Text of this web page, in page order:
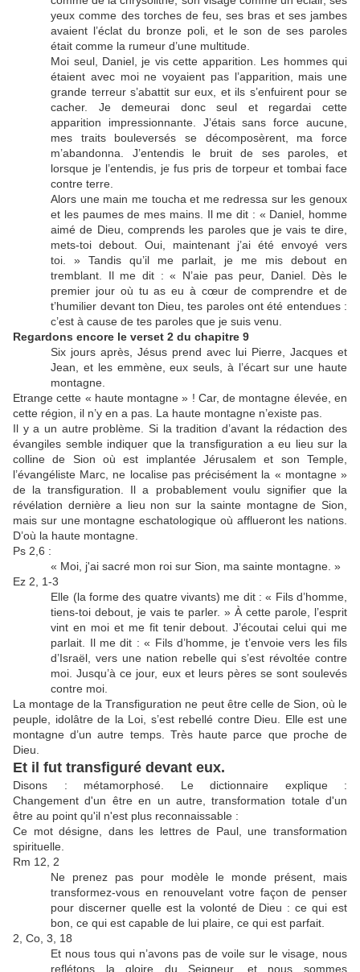
yeux comme des torches de feu, ses bras et ses jambes
avaient l’éclat du bronze poli, et le son de ses paroles
était comme la rumeur d’une multitude.
Moi seul, Daniel, je vis cette apparition. Les hommes qui
étaient avec moi ne voyaient pas l’apparition, mais une
grande terreur s’abattit sur eux, et ils s’enfuirent pour se
cacher. Je demeurai donc seul et regardai cette
apparition impressionnante. J’étais sans force aucune,
mes traits bouleversés se décomposèrent, ma force
m’abandonna. J’entendis le bruit de ses paroles, et
lorsque je l’entendis, je fus pris de torpeur et tombai face
contre terre.
Alors une main me toucha et me redressa sur les genoux
et les paumes de mes mains. Il me dit : « Daniel, homme
aimé de Dieu, comprends les paroles que je vais te dire,
mets-toi debout. Oui, maintenant j’ai été envoyé vers
toi. » Tandis qu’il me parlait, je me mis debout en
tremblant. Il me dit : « N’aie pas peur, Daniel. Dès le
premier jour où tu as eu à cœur de comprendre et de
t’humilier devant ton Dieu, tes paroles ont été entendues :
c’est à cause de tes paroles que je suis venu.
Regardons encore le verset 2 du chapitre 9
Six jours après, Jésus prend avec lui Pierre, Jacques et
Jean, et les emmène, eux seuls, à l’écart sur une haute
montagne.
Etrange cette « haute montagne » ! Car, de montagne élevée, en
cette région, il n’y en a pas. La haute montagne n’existe pas.
Il y a un autre problème. Si la tradition d’avant la rédaction des
évangiles semble indiquer que la transfiguration a eu lieu sur la
colline de Sion où est implantée Jérusalem et son Temple,
l’évangéliste Marc, ne localise pas précisément la « montagne »
de la transfiguration. Il a probablement voulu signifier que la
révélation dernière a lieu non sur la sainte montagne de Sion,
mais sur une montagne eschatologique où afflueront les nations.
D’où la haute montagne.
Ps 2,6 :
« Moi, j'ai sacré mon roi sur Sion, ma sainte montagne. »
Ez 2, 1-3
Elle (la forme des quatre vivants) me dit : « Fils d’homme,
tiens-toi debout, je vais te parler. » À cette parole, l’esprit
vint en moi et me fit tenir debout. J’écoutai celui qui me
parlait. Il me dit : « Fils d’homme, je t’envoie vers les fils
d’Israël, vers une nation rebelle qui s’est révoltée contre
moi. Jusqu’à ce jour, eux et leurs pères se sont soulevés
contre moi.
La montage de la Transfiguration ne peut être celle de Sion, où le
peuple, idolâtre de la Loi, s’est rebellé contre Dieu. Elle est une
montagne d’un autre temps. Très haute parce que proche de
Dieu.
Et il fut transfiguré devant eux.
Disons : métamorphosé. Le dictionnaire explique :
Changement d'un être en un autre, transformation totale d'un
être au point qu'il n'est plus reconnaissable :
Ce mot désigne, dans les lettres de Paul, une transformation
spirituelle.
Rm 12, 2
Ne prenez pas pour modèle le monde présent, mais
transformez-vous en renouvelant votre façon de penser
pour discerner quelle est la volonté de Dieu : ce qui est
bon, ce qui est capable de lui plaire, ce qui est parfait.
2, Co, 3, 18
Et nous tous qui n’avons pas de voile sur le visage, nous
reflétons la gloire du Seigneur, et nous sommes